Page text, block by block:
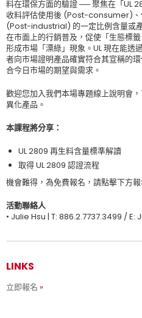
料在環保方面的驗證 ── 聚焦在「UL
收料評估使用後 (Post-consumer)
(Post-industrial) 的一定比例含量或
在市面上的行銷普及，促使「生態標
形成市場「漂綠」現象。UL 現在能透
者向市場證明產品確實符合其宣稱的
合今日市場的期望與需求。
歡迎您加入我們本場專題線上說明會
異化產品。
本課程將分享：
UL 2809 再生料含量標準解讀
取得 UL 2809 認證流程
機會難得，為免費報名，請點擊下方
活動聯絡人
• Julie Hsu | T: 886.2.7737.3499 / E:
LINKS
立即報名